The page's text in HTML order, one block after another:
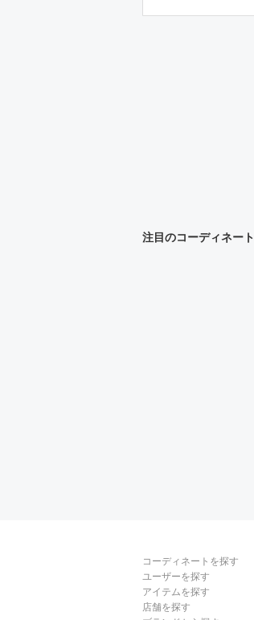
注目のコーディネート
コーディネートを探す
ユーザーを探す
アイテムを探す
店舗を探す